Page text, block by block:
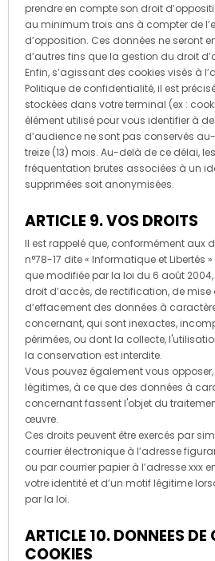
prendre en compte son droit
au minimum trois ans à compter de
d’opposition. Ces données ne seront
d’autres fins que la gestion du droit
Enfin, s’agissant des cookies visés à
Politique de confidentialité, il est
stockées dans votre terminal (ex :
élément utilisé pour vous identifier à
d’audience ne sont pas conservés
treize (13) mois. Au-delà de ce délai,
fréquentation brutes associées à un
supprimées soit anonymisées.
ARTICLE 9. VOS DROITS
Il est rappelé que, conformément aux
n°78-17 dite « Informatique et Libertés
que modifiée par la loi du 6 août
droit d’accès, de rectification, de
d’effacement des données à
concernant, qui sont inexactes,
périmées, ou dont la collecte,
la conservation est interdite.
Vous pouvez également vous
légitimes, à ce que des données à
concernant fassent l'objet du
œuvre.
Ces droits peuvent être exercés par
courrier électronique à l’adresse
ou par courrier papier à l’adresse xxx
votre identité et d’un motif légitime
par la loi.
ARTICLE 10. DONNEES DE
COOKIES